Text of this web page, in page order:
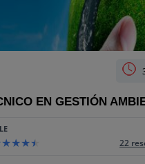
EN GESTIÓN
22